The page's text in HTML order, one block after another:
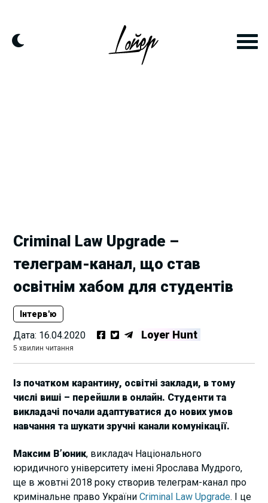
content
Criminal Law Upgrade –
телеграм-канал, що став
освітнім хабом для студентів
Інтерв'ю
Дата: 16.04.2020 Loyer Hunt
5 хвилин читання
Із початком карантину, освітні заклади, в тому
числі виші – перейшли в онлайн. Студенти та
викладачі почали адаптуватися до нових умов
навчання та шукати зручні канали комунікації.
Максим В’юник, викладач Національного
юридичного університету імені Ярослава Мудрого,
ще в жовтні 2018 року створив телеграм-канал про
кримінальне право УкраїниCriminal Law Upgrade. І це